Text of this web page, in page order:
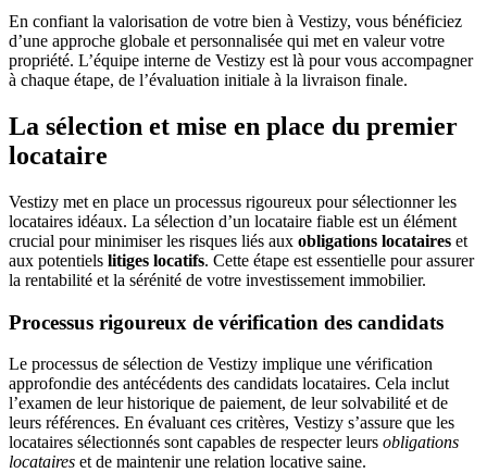
En confiant la valorisation de votre bien à Vestizy, vous bénéficiez
d’une approche globale et personnalisée qui met en valeur votre
propriété. L’équipe interne de Vestizy est là pour vous accompagner
à chaque étape, de l’évaluation initiale à la livraison finale.
La sélection et mise en place du premier
locataire
Vestizy met en place un processus rigoureux pour sélectionner les
locataires idéaux. La sélection d’un locataire fiable est un élément
crucial pour minimiser les risques liés aux obligations locataires et
aux potentiels litiges locatifs. Cette étape est essentielle pour assurer
la rentabilité et la sérénité de votre investissement immobilier.
Processus rigoureux de vérification des candidats
Le processus de sélection de Vestizy implique une vérification
approfondie des antécédents des candidats locataires. Cela inclut
l’examen de leur historique de paiement, de leur solvabilité et de
leurs références. En évaluant ces critères, Vestizy s’assure que les
locataires sélectionnés sont capables de respecter leurs obligations
locataires et de maintenir une relation locative saine.